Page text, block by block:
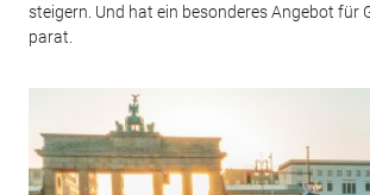
steigern. Und hat ein besonderes Angebot für
parat.